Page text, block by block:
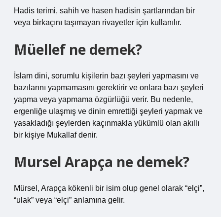
Hadis terimi, sahih ve hasen hadisin şartlarından bir
veya birkaçını taşımayan rivayetler için kullanılır.
Müellef ne demek?
İslam dini, sorumlu kişilerin bazı şeyleri yapmasını ve
bazılarını yapmamasını gerektirir ve onlara bazı şeyleri
yapma veya yapmama özgürlüğü verir. Bu nedenle,
ergenliğe ulaşmış ve dinin emrettiği şeyleri yapmak ve
yasakladığı şeylerden kaçınmakla yükümlü olan akıllı
bir kişiye Mukallaf denir.
Mursel Arapça ne demek?
Mürsel, Arapça kökenli bir isim olup genel olarak “elçi”,
“ulak” veya “elçi” anlamına gelir.